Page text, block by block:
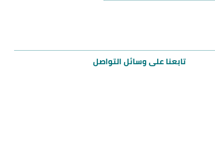
تابعنا على وسائل التواصل